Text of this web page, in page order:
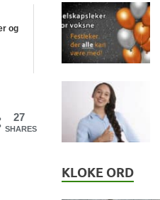
og
27
SHARES
KLOKE ORD